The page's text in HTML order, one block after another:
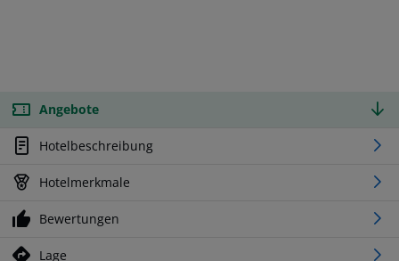
Angebote
Hotelbeschreibung
Hotelmerkmale
Bewertungen
Lage